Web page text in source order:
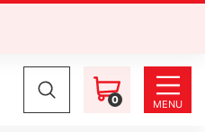
0 MENU